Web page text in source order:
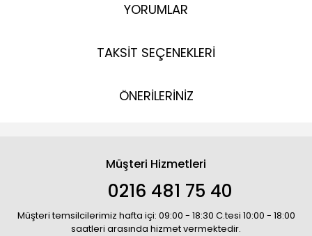
YORUMLAR
TAKSİT SEÇENEKLERİ
ÖNERİLERİNİZ
Müşteri Hizmetleri
0216 481 75 40
Müşteri temsilcilerimiz hafta içi: 09:00 - 18:30 C.tesi 10:00 - 18:00
saatleri arasında hizmet vermektedir.